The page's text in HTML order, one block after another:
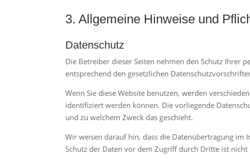
3. Allgemeine Hinweise und
Datenschutz
Die Betreiber dieser Seiten nehmen den Schutz Ihrer
entsprechend den gesetzlichen
Wenn Sie diese Website benutzen, werden
identifiziert werden können. Die vorliegende
und zu welchem Zweck das geschieht.
Wir weisen darauf hin, dass die Datenübertragung im
Schutz der Daten vor dem Zugriff durch Dritte ist nicht